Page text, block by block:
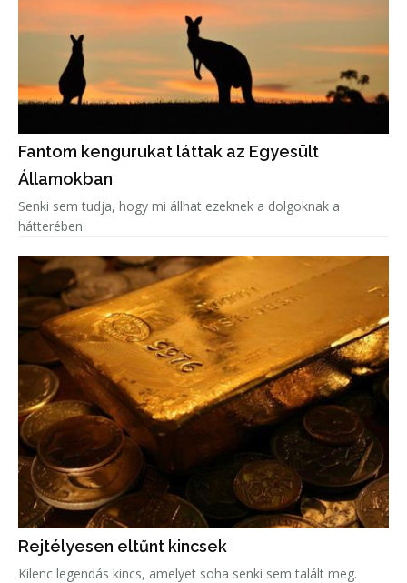
Fantom kengurukat láttak az Egyesült
Államokban
Senki sem tudja, hogy mi állhat ezeknek a dolgoknak a
hátterében.
Rejtélyesen eltűnt kincsek
Kilenc legendás kincs, amelyet soha senki sem talált meg.